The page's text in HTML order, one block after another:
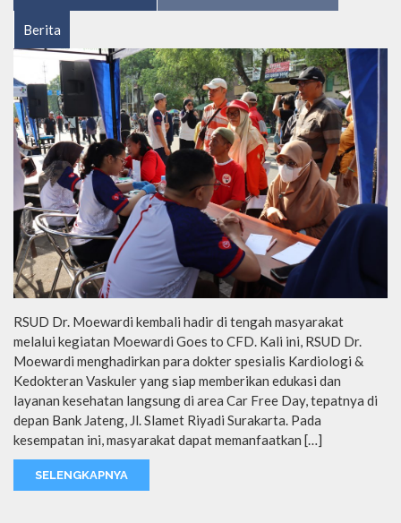
Berita
RSUD Dr. Moewardi kembali hadir di tengah masyarakat
melalui kegiatan Moewardi Goes to CFD. Kali ini, RSUD Dr.
Moewardi menghadirkan para dokter spesialis Kardiologi &
Kedokteran Vaskuler yang siap memberikan edukasi dan
layanan kesehatan langsung di area Car Free Day, tepatnya di
depan Bank Jateng, Jl. Slamet Riyadi Surakarta. Pada
kesempatan ini, masyarakat dapat memanfaatkan […]
SELENGKAPNYA